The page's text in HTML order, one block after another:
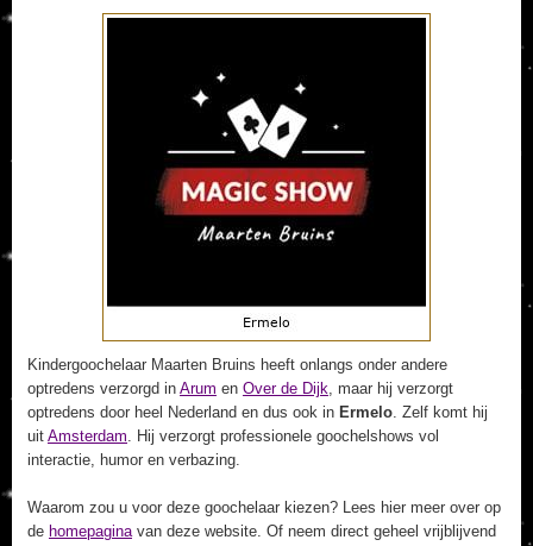
Kindergoochelaar Maarten Bruins heeft onlangs onder andere
optredens verzorgd in Arum en Over de Dijk, maar hij verzorgt
optredens door heel Nederland en dus ook in Ermelo. Zelf komt hij
uit Amsterdam. Hij verzorgt professionele goochelshows vol
interactie, humor en verbazing.
Waarom zou u voor deze goochelaar kiezen? Lees hier meer over op
de homepaginavan deze website. Of neem direct geheel vrijblijvend